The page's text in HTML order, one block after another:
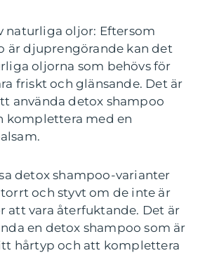
naturliga oljor: Eftersom
är djuprengörande kan det
oljorna som behövs för
friskt och glänsande. Det är
använda detox shampoo
komplettera med en
detox shampoo-varianter
och styvt om de inte är
att vara återfuktande. Det är
en detox shampoo som är
hårtyp och att komplettera